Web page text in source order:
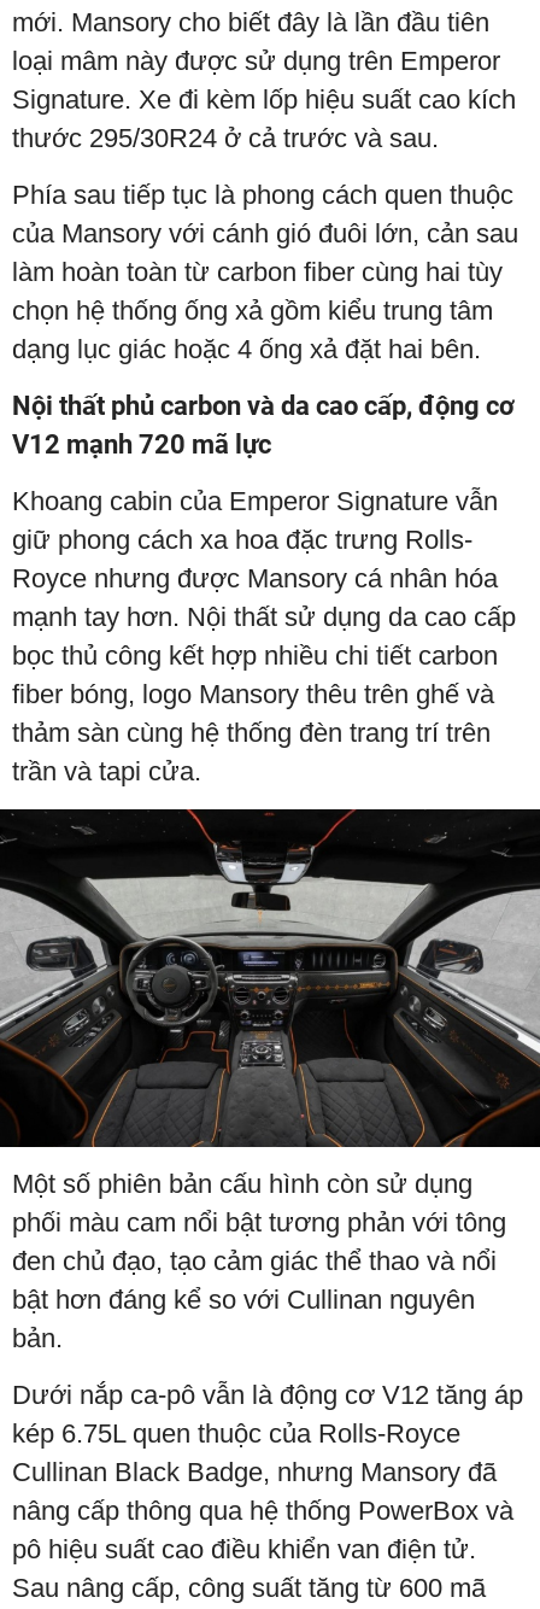
mới. Mansory cho biết đây là lần đầu tiên
loại mâm này được sử dụng trên Emperor
Signature. Xe đi kèm lốp hiệu suất cao kích
thước 295/30R24 ở cả trước và sau.
Phía sau tiếp tục là phong cách quen thuộc
của Mansory với cánh gió đuôi lớn, cản sau
làm hoàn toàn từ carbon fiber cùng hai tùy
chọn hệ thống ống xả gồm kiểu trung tâm
dạng lục giác hoặc 4 ống xả đặt hai bên.
Nội thất phủ carbon và da cao cấp, động cơ
V12 mạnh 720 mã lực
Khoang cabin của Emperor Signature vẫn
giữ phong cách xa hoa đặc trưng Rolls-
Royce nhưng được Mansory cá nhân hóa
mạnh tay hơn. Nội thất sử dụng da cao cấp
bọc thủ công kết hợp nhiều chi tiết carbon
fiber bóng, logo Mansory thêu trên ghế và
thảm sàn cùng hệ thống đèn trang trí trên
trần và tapi cửa.
Một số phiên bản cấu hình còn sử dụng
phối màu cam nổi bật tương phản với tông
đen chủ đạo, tạo cảm giác thể thao và nổi
bật hơn đáng kể so với Cullinan nguyên
bản.
Dưới nắp ca-pô vẫn là động cơ V12 tăng áp
kép 6.75L quen thuộc của Rolls-Royce
Cullinan Black Badge, nhưng Mansory đã
nâng cấp thông qua hệ thống PowerBox và
pô hiệu suất cao điều khiển van điện tử.
Sau nâng cấp, công suất tăng từ 600 mã